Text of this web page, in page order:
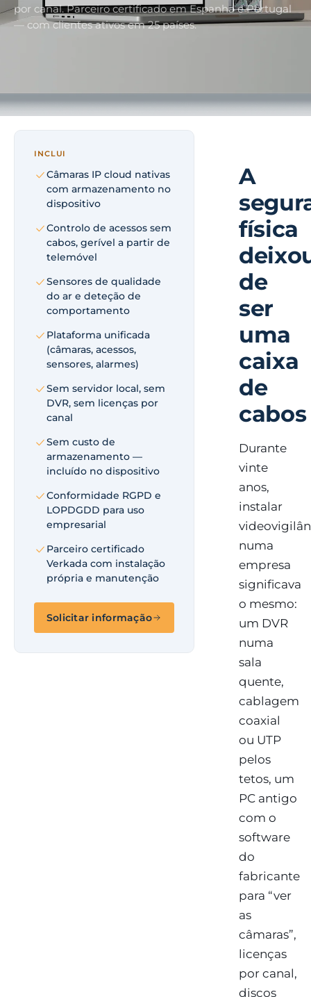
por canal. Parceiro certificado em Espanha e Portugal
— com clientes ativos em 25 países.
INCLUI
Câmaras IP cloud nativas
com armazenamento no
dispositivo
Controlo de acessos sem
cabos, gerível a partir de
telemóvel
Sensores de qualidade
do ar e deteção de
comportamento
Plataforma unificada
(câmaras, acessos,
sensores, alarmes)
Sem servidor local, sem
DVR, sem licenças por
canal
Sem custo de
armazenamento —
incluído no dispositivo
Conformidade RGPD e
LOPDGDD para uso
empresarial
Parceiro certificado
Verkada com instalação
própria e manutenção
Solicitar informação
A
física
de
ser
uma
caixa
de
cabos
Durante
vinte
anos,
instalar
numa
empresa
significava
o mesmo:
um DVR
numa
sala
quente,
cablagem
coaxial
ou UTP
pelos
tetos, um
PC antigo
com o
software
do
fabricante
para “ver
as
câmaras”,
licenças
por canal,
discos